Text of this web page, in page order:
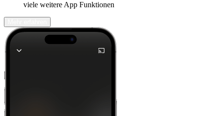
viele weitere App Funktionen